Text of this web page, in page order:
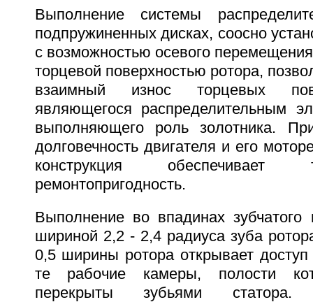
Выполнение системы
подпружиненных дисках, соосно
с возможностью осевого
торцевой поверхностью ротора,
взаимный износ торцевых
являющегося распределительным
выполняющего роль золотника.
долговечность двигателя и его
конструкция
ремонтопригодность.
Выполнение во впадинах зубчатого
шириной 2,2 - 2,4 радиуса зуба
0,5 ширины ротора открывает
те рабочие камеры, полости
перекрыты зубьями